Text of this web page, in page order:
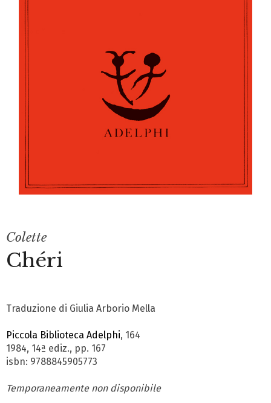
Colette
Chéri
Traduzione di Giulia Arborio Mella
Piccola Biblioteca Adelphi, 164
1984, 14ª ediz., pp. 167
isbn: 9788845905773
Temporaneamente non disponibile